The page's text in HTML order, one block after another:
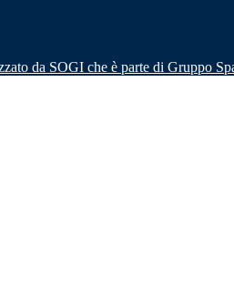
da SOGI che è parte di Gruppo